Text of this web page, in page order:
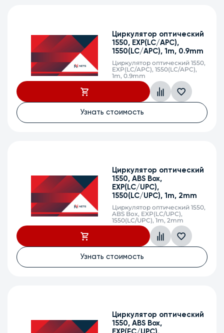
Циркулятор оптический
1550, EXP(LC/APC),
1550(LC/APC), 1m, 0.9mm
Циркулятор оптический 1550,
EXP(LC/APC), 1550(LC/APC),
1m, 0.9mm
Узнать стоимость
Циркулятор оптический
1550, ABS Box,
EXP(LC/UPC),
1550(LC/UPC), 1m, 2mm
Циркулятор оптический 1550,
ABS Box, EXP(LC/UPC),
1550(LC/UPC), 1m, 2mm
Узнать стоимость
Циркулятор оптический
1550, ABS Box,